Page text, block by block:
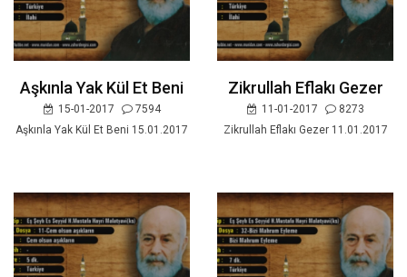
Aşkınla Yak Kül Et Beni
15-01-2017
7594
Aşkınla Yak Kül Et Beni 15.01.2017
Zikrullah Eflakı Gezer
11-01-2017
8273
Zikrullah Eflakı Gezer 11.01.2017